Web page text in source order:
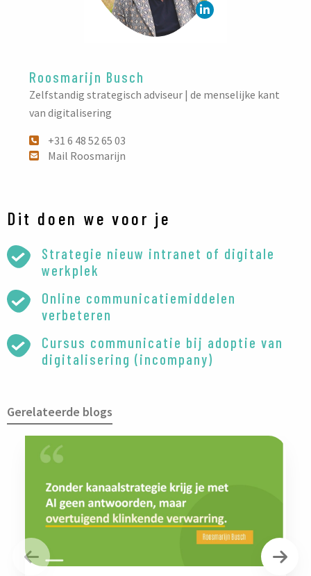
Roosmarijn Busch
Zelfstandig strategisch adviseur | de menselijke kant
van digitalisering
+31 6 48 52 65 03
Mail Roosmarijn
Dit doen we voor je
Strategie nieuw intranet of digitale
werkplek
Online communicatiemiddelen
verbeteren
Cursus communicatie bij adoptie van
digitalisering (incompany)
Gerelateerde blogs
Vorige